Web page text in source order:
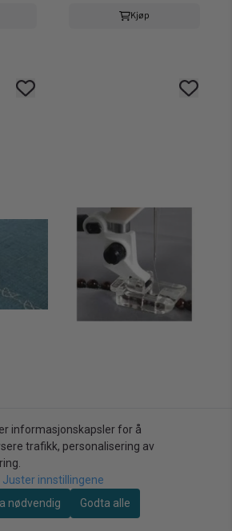
Kjøp
gr.1-7
Husqvarna
(3H11) MINI PERLEFOT 4
MM Husqvarna
informasjonskapsler for å
trafikk, personalisering av
Juster innstillingene
nødvendig
Godta alle